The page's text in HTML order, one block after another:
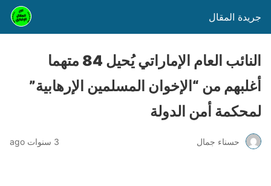
جريدة المقال
النائب العام الإماراتي يُحيل 84 متهما
أغلبهم من “الإخوان المسلمين الإرهابية”
لمحكمة أمن الدولة
حسناء جمال 3 سنوات ago